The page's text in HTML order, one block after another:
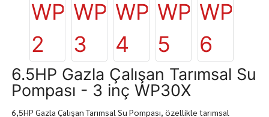
6.5HP Gazla Çalışan Tarımsal Su
Pompası - 3 inç WP30X
6,5HP Gazla Çalışan Tarımsal Su Pompası, özellikle tarımsal